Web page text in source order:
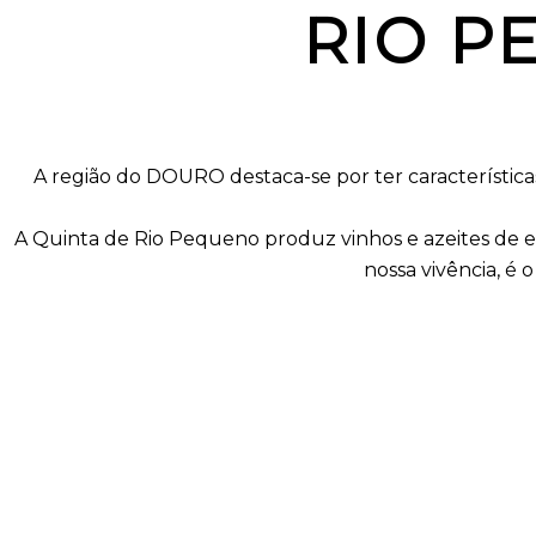
RIO
A região do DOURO destaca-se por ter
A Quinta de Rio Pequeno produz vinhos e azeites de
nossa vivência, é